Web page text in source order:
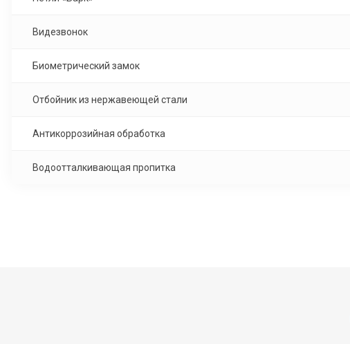
Видезвонок
Биометрический замок
Отбойник из нержавеющей стали
Антикоррозийная обработка
Водоотталкивающая пропитка